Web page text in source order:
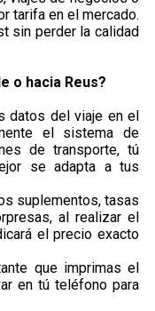
tarifa en el mercado.
sin perder la calidad
o hacia Reus?
datos del viaje en el
el sistema de
de transporte, tú
se adapta a tus
suplementos, tasas
al realizar el
el precio exacto
que imprimas el
en tú teléfono para